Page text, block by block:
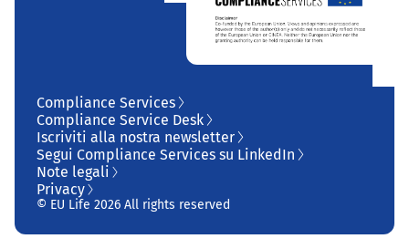
Compliance Services
Compliance Service Desk
Iscriviti alla nostra newsletter
Segui Compliance Services su LinkedIn
Note legali
Privacy
© EU Life 2026 All rights reserved